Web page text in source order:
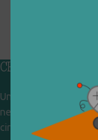
CHI SIAMO
Un gruppo di
nel frattempo
circolazione.